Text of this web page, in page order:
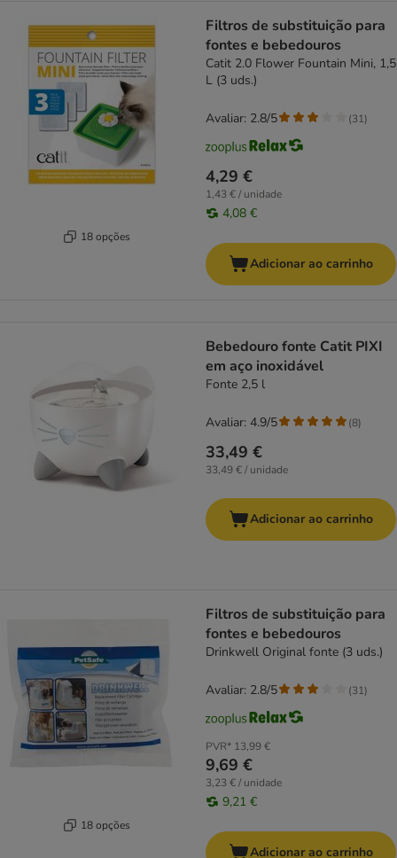
18 opções
Filtros de substituição para
fontes e bebedouros
Catit 2.0 Flower Fountain Mini, 1,5
L (3 uds.)
4,29 €
1,43 € / unidade
4,08 €
Avaliar: 2.8/5 (31)
Adicionar ao carrinho
Bebedouro fonte Catit PIXI
em aço inoxidável
Fonte 2,5 l
33,49 €
33,49 € / unidade
Avaliar: 4.9/5 (8)
Adicionar ao carrinho
18 opções
Filtros de substituição para
fontes e bebedouros
Drinkwell Original fonte (3 uds.)
PVR* 13,99 €
9,69 €
3,23 € / unidade
9,21 €
Avaliar: 2.8/5 (31)
Adicionar ao carrinho